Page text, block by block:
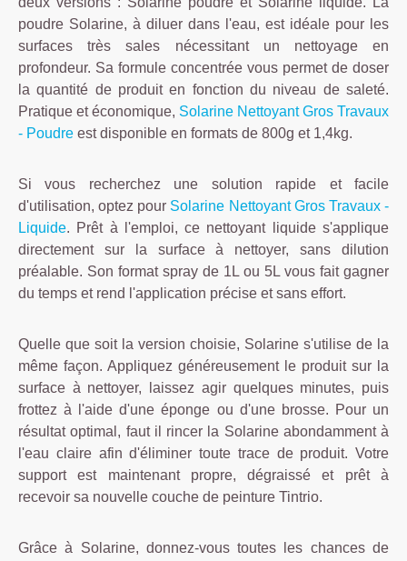
poudre Solarine, à diluer dans l'eau, est idéale pour les
surfaces très sales nécessitant un nettoyage en
profondeur. Sa formule concentrée vous permet de doser
la quantité de produit en fonction du niveau de saleté.
Pratique et économique, Solarine Nettoyant Gros Travaux
- Poudre est disponible en formats de 800g et 1,4kg.
Si vous recherchez une solution rapide et facile
d'utilisation, optez pour Solarine Nettoyant Gros Travaux -
Liquide. Prêt à l'emploi, ce nettoyant liquide s'applique
directement sur la surface à nettoyer, sans dilution
préalable. Son format spray de 1L ou 5L vous fait gagner
du temps et rend l'application précise et sans effort.
Quelle que soit la version choisie, Solarine s'utilise de la
même façon. Appliquez généreusement le produit sur la
surface à nettoyer, laissez agir quelques minutes, puis
frottez à l'aide d'une éponge ou d'une brosse. Pour un
résultat optimal, faut il rincer la Solarine abondamment à
l'eau claire afin d'éliminer toute trace de produit. Votre
support est maintenant propre, dégraissé et prêt à
recevoir sa nouvelle couche de peinture Tintrio.
Grâce à Solarine, donnez-vous toutes les chances de